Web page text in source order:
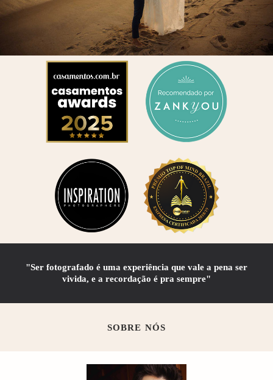
"Ser fotografado é uma experiência que vale a pena ser
vivida, e a recordação é pra sempre"
SOBRE NÓS